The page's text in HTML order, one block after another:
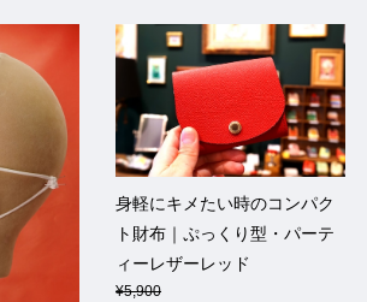
身軽にキメたい時のコンパク
ト財布｜ぷっくり型・パーテ
ィーレザーレッド
¥5,900